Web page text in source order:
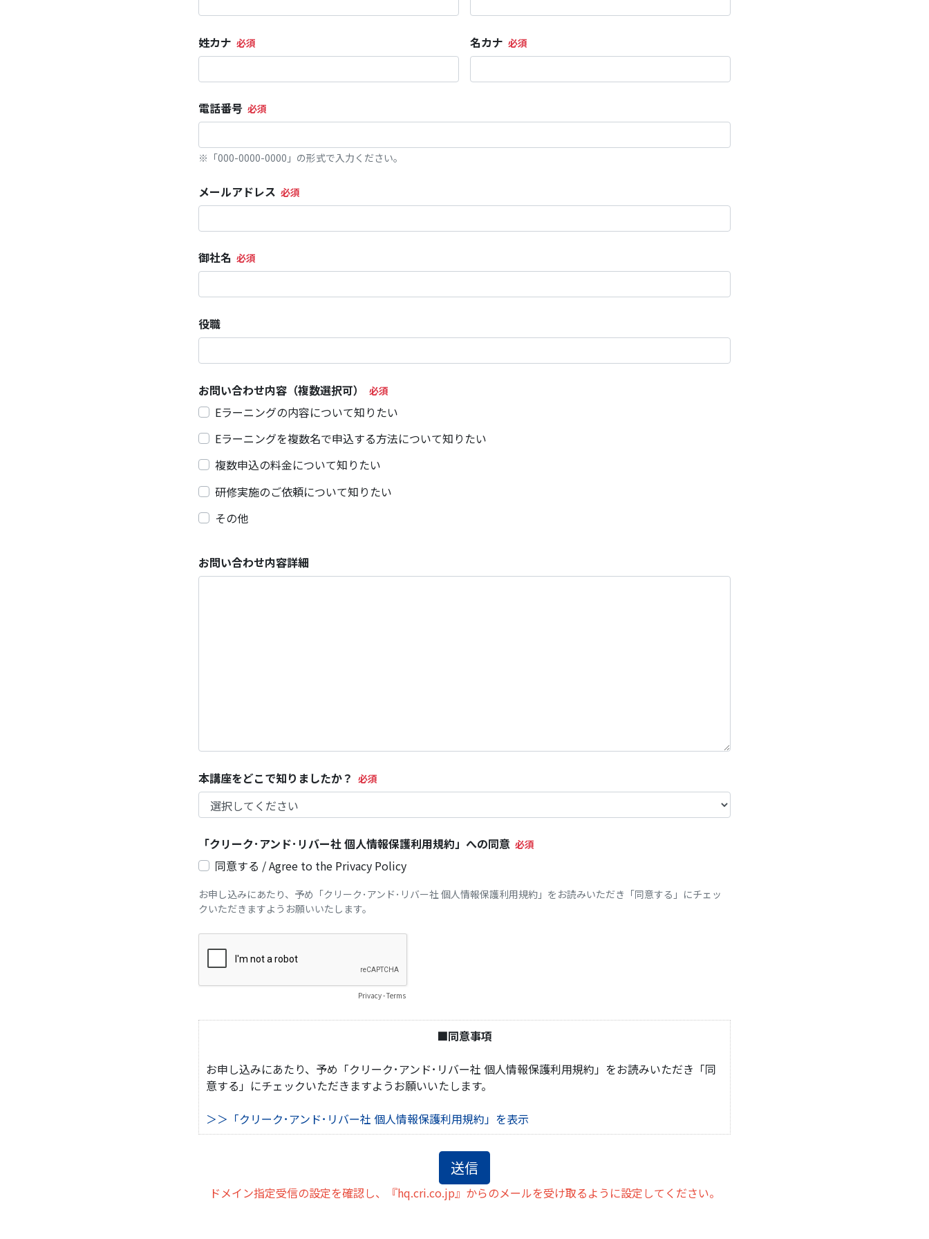
姓カナ 名カナ
電話番号
※「000-0000-0000」の形式で入力ください。
メールアドレス
御社名
役職
お問い合わせ内容（複数選択可）
Eラーニングの内容について知りたい
Eラーニングを複数名で申込する方法について知りたい
複数申込の料金について知りたい
研修実施のご依頼について知りたい
その他
お問い合わせ内容詳細
本講座をどこで知りましたか？
「クリーク･アンド･リバー社 個人情報保護利用規約」への同意
同意する / Agree to the Privacy Policy
お申し込みにあたり、予め「クリーク･アンド･リバー社 個人情報保護利用規約」をお読みいただき「同意する」にチェッ
クいただきますようお願いいたします。
Privacy-Terms
■同意事項
お申し込みにあたり、予め「クリーク･アンド･リバー社 個人情報保護利用規約」をお読みいただき「同
意する」にチェックいただきますようお願いいたします。
＞＞「クリーク･アンド･リバー社 個人情報保護利用規約」を表示
ドメイン指定受信の設定を確認し、『hq.cri.co.jp』からのメールを受け取るように設定してください。